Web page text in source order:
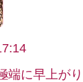
端に早上が